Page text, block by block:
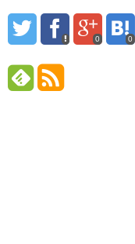
0 0